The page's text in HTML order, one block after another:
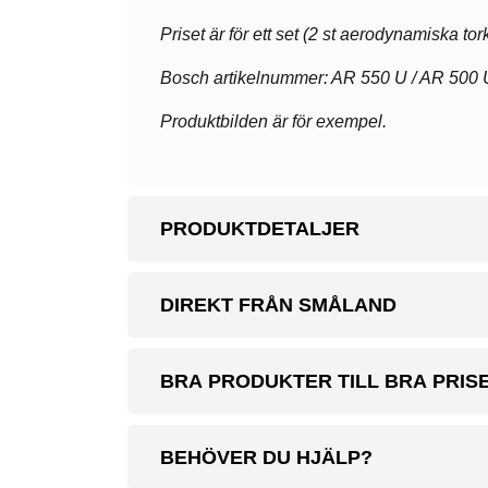
Priset är för ett set (2 st aerodynamiska
Bosch artikelnummer: AR 550 U / AR 500
Produktbilden är för exempel.
PRODUKTDETALJER
DIREKT FRÅN SMÅLAND
BRA PRODUKTER TILL BRA
BEHÖVER DU HJÄLP?